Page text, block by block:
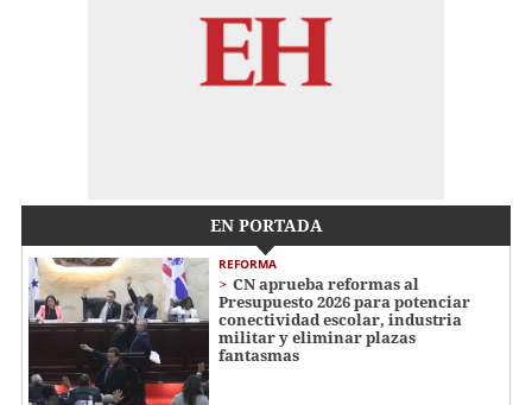
EN PORTADA
REFORMA
CN aprueba reformas al
Presupuesto 2026 para potenciar
conectividad escolar, industria
militar y eliminar plazas
fantasmas